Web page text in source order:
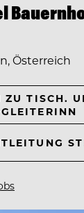
Österreich
TISCH.